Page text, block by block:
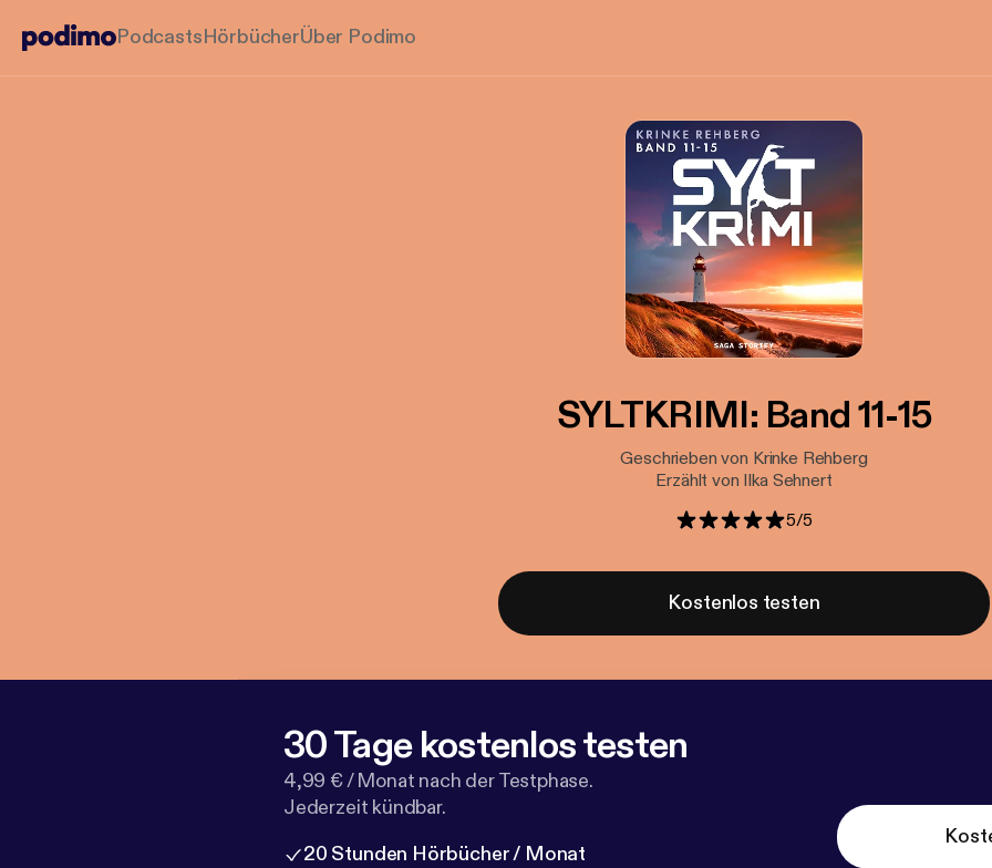
PodcastsHörbücherÜber Podimo
SYLTKRIMI: Band 11-15
Geschrieben von Krinke Rehberg
Erzählt von Ilka Sehnert
5/5
Kostenlos testen
30 Tage kostenlos testen
4,99 € / Monat nach der Testphase.
Jederzeit kündbar.
20 Stunden Hörbücher / Monat